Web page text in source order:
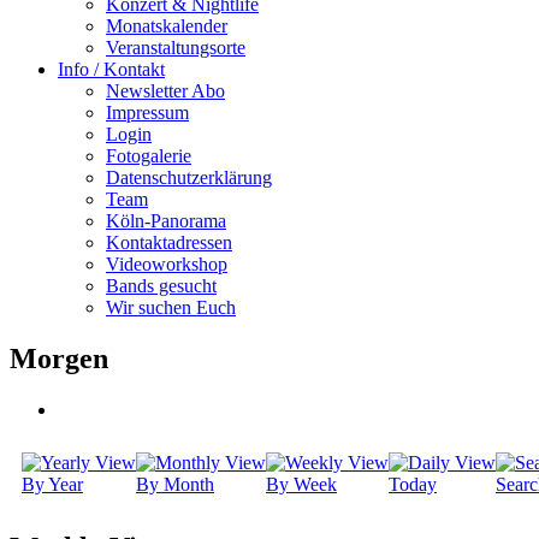
Konzert & Nightlife
Monatskalender
Veranstaltungsorte
Info / Kontakt
Newsletter Abo
Impressum
Login
Fotogalerie
Datenschutzerklärung
Team
Köln-Panorama
Kontaktadressen
Videoworkshop
Bands gesucht
Wir suchen Euch
Morgen
By Year By Month By Week Today